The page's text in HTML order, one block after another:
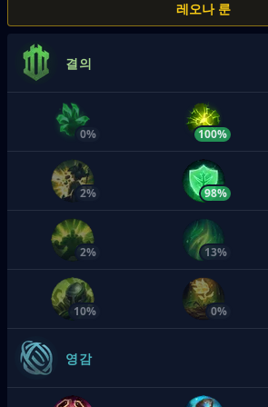
레오나 룬
결의
0% 100%
2% 98%
2% 13%
10% 0%
영감